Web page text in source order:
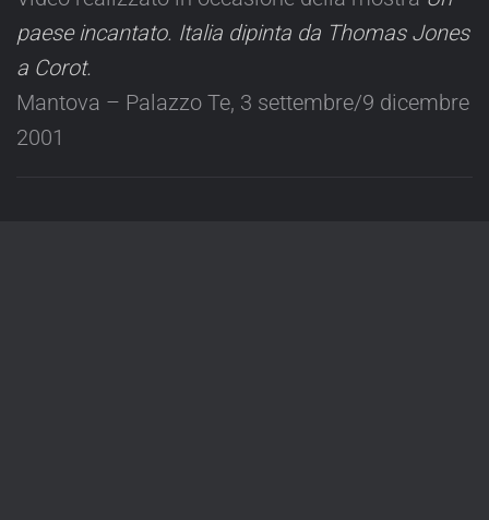
paese incantato. Italia dipinta da Thomas Jones
a Corot.
Mantova – Palazzo Te, 3 settembre/9 dicembre
2001